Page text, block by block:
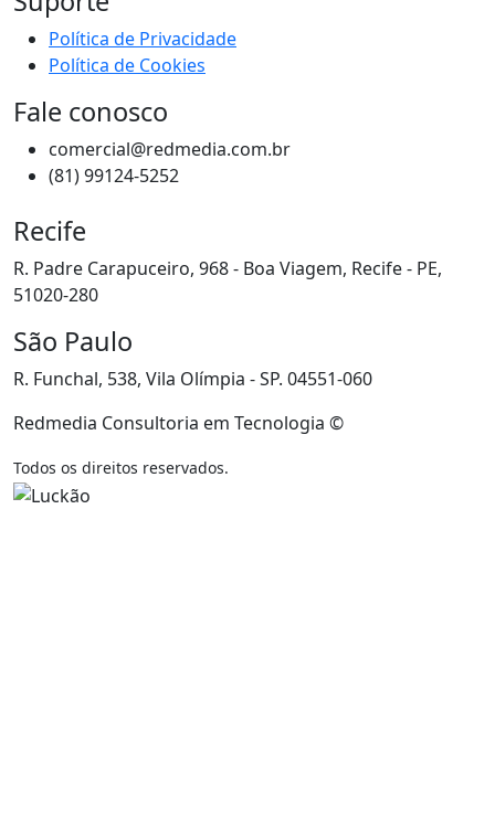
Política de Privacidade
Política de Cookies
Fale conosco
comercial@redmedia.com.br
(81) 99124-5252
Recife
R. Padre Carapuceiro, 968 - Boa Viagem, Recife - PE,
51020-280
São Paulo
R. Funchal, 538, Vila Olímpia - SP. 04551-060
Redmedia Consultoria em Tecnologia ©
Todos os direitos reservados.